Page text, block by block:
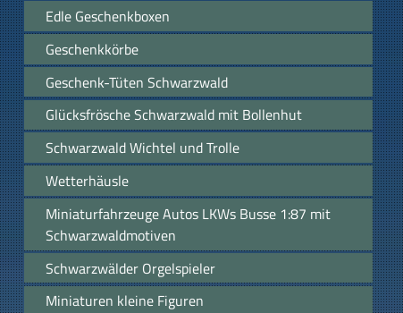
Edle Geschenkboxen
Geschenkkörbe
Geschenk-Tüten Schwarzwald
Glücksfrösche Schwarzwald mit Bollenhut
Schwarzwald Wichtel und Trolle
Wetterhäusle
Miniaturfahrzeuge Autos LKWs Busse 1:87 mit
Schwarzwaldmotiven
Schwarzwälder Orgelspieler
Miniaturen kleine Figuren